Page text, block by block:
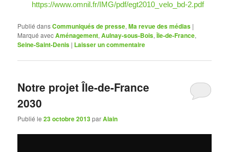
https://www.omnil.fr/IMG/pdf/egt2010_velo_bd-2.pdf
Publié dansCommuniqués de presse,Ma revue des médias |
Marqué avecAménagement,Aulnay-sous-Bois,Île-de-France,
Seine-Saint-Denis | Laisser un commentaire
Notre projet Île-de-France
2030
Publié le23 octobre 2013parAlain